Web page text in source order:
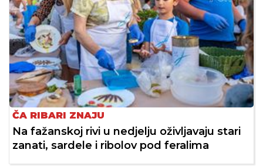
ČA RIBARI ZNAJU
Na fažanskoj rivi u nedjelju oživljavaju stari
zanati, sardele i ribolov pod feralima